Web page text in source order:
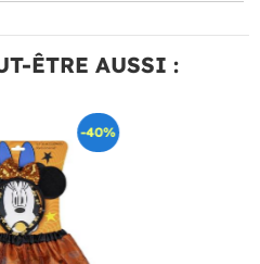
ÊTRE AUSSI :
-40%